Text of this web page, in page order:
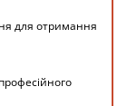
для отримання